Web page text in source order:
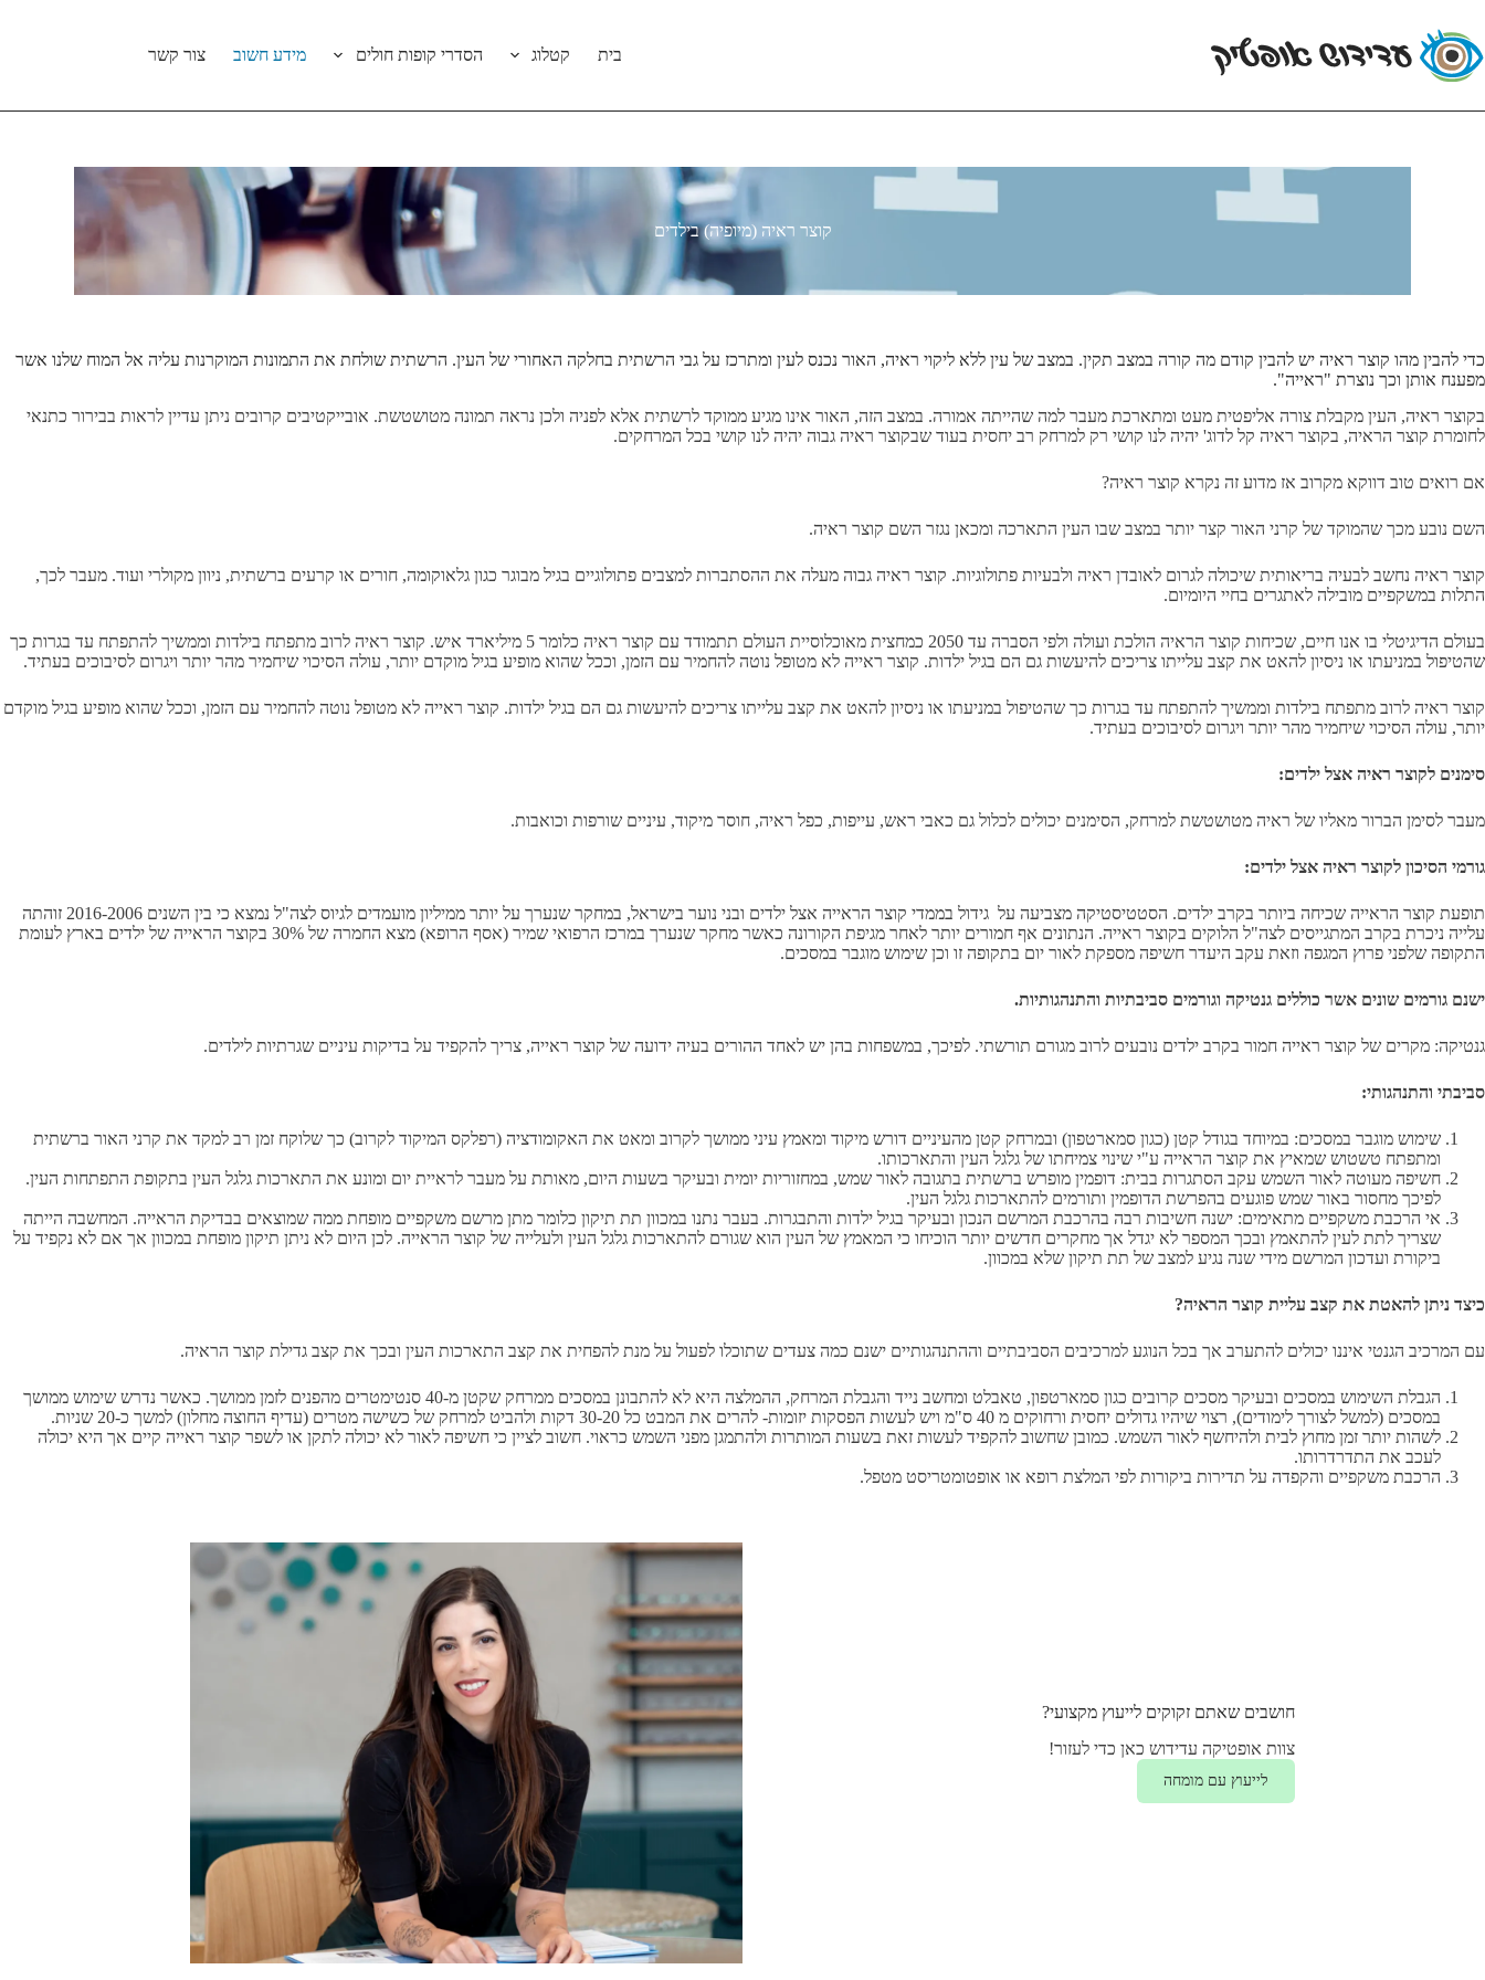
בית קטלוג הסדרי קופות חולים מידע חשוב צור קשר
קוצר ראיה (מיופיה) בילדים
כדי להבין מהו קוצר ראיה יש להבין קודם מה קורה במצב תקין. במצב של עין ללא ליקוי ראיה, האור נכנס לעין ומתרכז על גבי הרשתית בחלקה האחורי של העין. הרשתית שולחת את התמונות המוקרנות עליה אל המוח שלנו אשר
מפענח אותן וכך נוצרת "ראייה".
בקוצר ראיה, העין מקבלת צורה אליפטית מעט ומתארכת מעבר למה שהייתה אמורה. במצב הזה, האור אינו מגיע ממוקד לרשתית אלא לפניה ולכן נראה תמונה מטושטשת. אובייקטיבים קרובים ניתן עדיין לראות בבירור כתנאי
לחומרת קוצר הראיה, בקוצר ראיה קל לדוג' יהיה לנו קושי רק למרחק רב יחסית בעוד שבקוצר ראיה גבוה יהיה לנו קושי בכל המרחקים.
אם רואים טוב דווקא מקרוב אז מדוע זה נקרא קוצר ראיה?
השם נובע מכך שהמוקד של קרני האור קצר יותר במצב שבו העין התארכה ומכאן נגזר השם קוצר ראיה.
קוצר ראיה נחשב לבעיה בריאותית שיכולה לגרום לאובדן ראיה ולבעיות פתולוגיות. קוצר ראיה גבוה מעלה את ההסתברות למצבים פתולוגיים בגיל מבוגר כגון גלאוקומה, חורים או קרעים ברשתית, ניוון מקולרי ועוד. מעבר לכך,
התלות במשקפיים מובילה לאתגרים בחיי היומיום.
בעולם הדיגיטלי בו אנו חיים, שכיחות קוצר הראיה הולכת ועולה ולפי הסברה עד 2050 כמחצית מאוכלוסיית העולם תתמודד עם קוצר ראיה כלומר 5 מיליארד איש. קוצר ראיה לרוב מתפתח בילדות וממשיך להתפתח עד בגרות כך
שהטיפול במניעתו או ניסיון להאט את קצב עלייתו צריכים להיעשות גם הם בגיל ילדות. קוצר ראייה לא מטופל נוטה להחמיר עם הזמן, וככל שהוא מופיע בגיל מוקדם יותר, עולה הסיכוי שיחמיר מהר יותר ויגרום לסיבוכים בעתיד.
קוצר ראיה לרוב מתפתח בילדות וממשיך להתפתח עד בגרות כך שהטיפול במניעתו או ניסיון להאט את קצב עלייתו צריכים להיעשות גם הם בגיל ילדות. קוצר ראייה לא מטופל נוטה להחמיר עם הזמן, וככל שהוא מופיע בגיל מוקדם
יותר, עולה הסיכוי שיחמיר מהר יותר ויגרום לסיבוכים בעתיד.
סימנים לקוצר ראיה אצל ילדים:
מעבר לסימן הברור מאליו של ראיה מטושטשת למרחק, הסימנים יכולים לכלול גם כאבי ראש, עייפות, כפל ראיה, חוסר מיקוד, עיניים שורפות וכואבות.
גורמי הסיכון לקוצר ראיה אצל ילדים:
תופעת קוצר הראייה שכיחה ביותר בקרב ילדים. הסטטיסטיקה מצביעה על גידול בממדי קוצר הראייה אצל ילדים ובני נוער בישראל, במחקר שנערך על יותר ממיליון מועמדים לגיוס לצה"ל נמצא כי בין השנים 2016-2006 זוהתה
עלייה ניכרת בקרב המתגייסים לצה"ל הלוקים בקוצר ראייה. הנתונים אף חמורים יותר לאחר מגיפת הקורונה כאשר מחקר שנערך במרכז הרפואי שמיר (אסף הרופא) מצא החמרה של 30% בקוצר הראייה של ילדים בארץ לעומת
התקופה שלפני פרוץ המגפה וזאת עקב היעדר חשיפה מספקת לאור יום בתקופה זו וכן שימוש מוגבר במסכים.
ישנם גורמים שונים אשר כוללים גנטיקה וגורמים סביבתיות והתנהגותיות.
גנטיקה: מקרים של קוצר ראייה חמור בקרב ילדים נובעים לרוב מגורם תורשתי. לפיכך, במשפחות בהן יש לאחד ההורים בעיה ידועה של קוצר ראייה, צריך להקפיד על בדיקות עיניים שגרתיות לילדים.
סביבתי והתנהגותי:
שימוש מוגבר במסכים: במיוחד בגודל קטן (כגון סמארטפון) ובמרחק קטן מהעיניים דורש מיקוד ומאמץ עיני ממושך לקרוב ומאט את האקומודציה (רפלקס המיקוד לקרוב) כך שלוקח זמן רב למקד את קרני האור ברשתית
ומתפתח טשטוש שמאיץ את קוצר הראייה ע"י שינוי צמיחתו של גלגל העין והתארכותו.
חשיפה מעוטה לאור השמש עקב הסתגרות בבית: דופמין מופרש ברשתית בתגובה לאור שמש, במחזוריות יומית ובעיקר בשעות היום, מאותת על מעבר לראיית יום ומונע את התארכות גלגל העין בתקופת התפתחות העין.
לפיכך מחסור באור שמש פוגעים בהפרשת הדופמין ותורמים להתארכות גלגל העין.
אי הרכבת משקפיים מתאימים: ישנה חשיבות רבה בהרכבת המרשם הנכון ובעיקר בגיל ילדות והתבגרות. בעבר נתנו במכוון תת תיקון כלומר מתן מרשם משקפיים מופחת ממה שמוצאים בבדיקת הראייה. המחשבה הייתה
שצריך לתת לעין להתאמץ ובכך המספר לא יגדל אך מחקרים חדשים יותר הוכיחו כי המאמץ של העין הוא שגורם להתארכות גלגל העין ולעלייה של קוצר הראייה. לכן היום לא ניתן תיקון מופחת במכוון אך אם לא נקפיד על
ביקורת ועדכון המרשם מידי שנה נגיע למצב של תת תיקון שלא במכוון.
כיצד ניתן להאטת את קצב עליית קוצר הראיה?
עם המרכיב הגנטי איננו יכולים להתערב אך בכל הנוגע למרכיבים הסביבתיים וההתנהגותיים ישנם כמה צעדים שתוכלו לפעול על מנת להפחית את קצב התארכות העין ובכך את קצב גדילת קוצר הראיה.
הגבלת השימוש במסכים ובעיקר מסכים קרובים כגון סמארטפון, טאבלט ומחשב נייד והגבלת המרחק, ההמלצה היא לא להתבונן במסכים ממרחק שקטן מ-40 סנטימטרים מהפנים לזמן ממושך. כאשר נדרש שימוש ממושך
במסכים (למשל לצורך לימודים), רצוי שיהיו גדולים יחסית ורחוקים מ 40 ס"מ ויש לעשות הפסקות יזומות- להרים את המבט כל 30-20 דקות ולהביט למרחק של כשישה מטרים (עדיף החוצה מחלון) למשך כ-20 שניות.
לשהות יותר זמן מחוץ לבית ולהיחשף לאור השמש. כמובן שחשוב להקפיד לעשות זאת בשעות המותרות ולהתמגן מפני השמש כראוי. חשוב לציין כי חשיפה לאור לא יכולה לתקן או לשפר קוצר ראייה קיים אך היא יכולה
לעכב את התדרדרותו.
הרכבת משקפיים והקפדה על תדירות ביקורות לפי המלצת רופא או אופטומטריסט מטפל.
חושבים שאתם זקוקים לייעוץ מקצועי?
צוות אופטיקה עדידוש כאן כדי לעזור!
לייעוץ עם מומחה